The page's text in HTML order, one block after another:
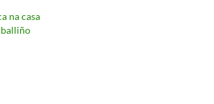
na casa